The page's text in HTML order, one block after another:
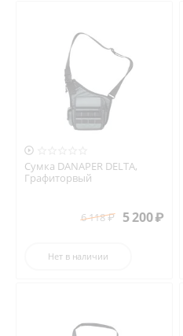

Сумка DANAPER DELTA,
Графиторвый
6 118₽ 5 200₽
Нет в наличии